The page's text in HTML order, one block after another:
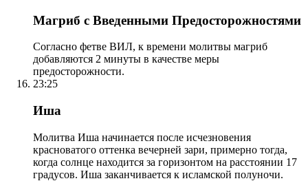
Магриб с Введенными Предосторожностями
Согласно фетве ВИЛ, к времени молитвы магриб
добавляются 2 минуты в качестве меры
предосторожности.
23:25
Иша
Молитва Иша начинается после исчезновения
красноватого оттенка вечерней зари, примерно тогда,
когда солнце находится за горизонтом на расстоянии 17
градусов. Иша заканчивается к исламской полуночи.